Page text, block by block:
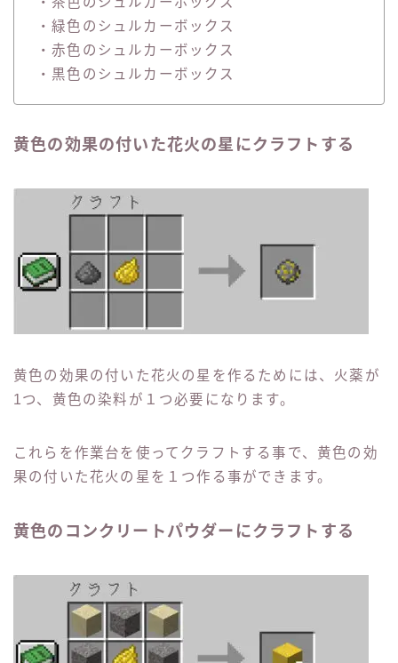
・緑色のシュルカーボックス
・赤色のシュルカーボックス
・黒色のシュルカーボックス
黄色の効果の付いた花火の星にクラフトする
黄色の効果の付いた花火の星を作るためには、火薬が
1つ、黄色の染料が１つ必要になります。
これらを作業台を使ってクラフトする事で、黄色の効
果の付いた花火の星を１つ作る事ができます。
黄色のコンクリートパウダーにクラフトする